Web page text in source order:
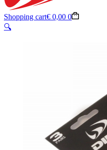
Shopping cart€ 0,00 0
🔍